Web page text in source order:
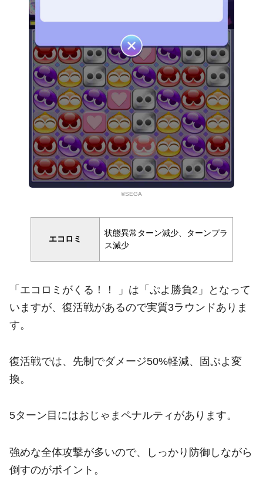
©SEGA
エコロミ
状態異常ターン減少、ターンプラ
ス減少
「エコロミがくる！！ 」は「ぷよ勝負2」となって
いますが、復活戦があるので実質3ラウンドありま
す。
復活戦では、先制でダメージ50%軽減、固ぷよ変
換。
5ターン目にはおじゃまペナルティがあります。
強めな全体攻撃が多いので、しっかり防御しながら
倒すのがポイント。